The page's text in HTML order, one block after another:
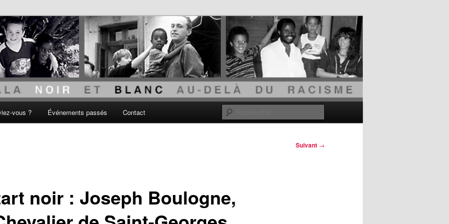
vous ? Événements passés Contact
Suivant →
noir : Joseph Boulogne,